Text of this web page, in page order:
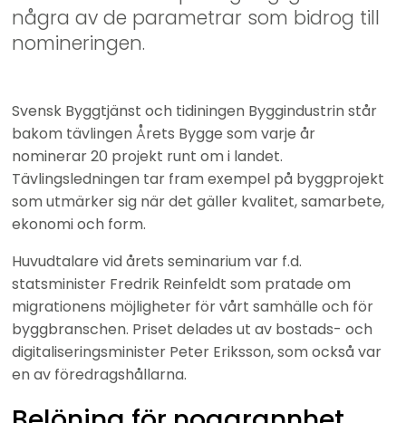
några av de parametrar som bidrog till
nomineringen.
Svensk Byggtjänst och tidiningen Byggindustrin står
bakom tävlingen Årets Bygge som varje år
nominerar 20 projekt runt om i landet.
Tävlingsledningen tar fram exempel på byggprojekt
som utmärker sig när det gäller kvalitet, samarbete,
ekonomi och form.
Huvudtalare vid årets seminarium var f.d.
statsminister Fredrik Reinfeldt som pratade om
migrationens möjligheter för vårt samhälle och för
byggbranschen. Priset delades ut av bostads- och
digitaliseringsminister Peter Eriksson, som också var
en av föredragshållarna.